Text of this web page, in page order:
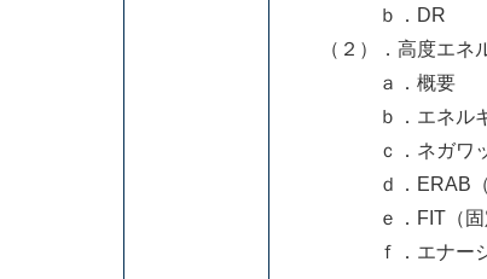
ｂ．DR
（２）．高度エネル
ａ．概要
ｂ．エネルギー
ｃ．ネガワット
ｄ．ERAB（エネ
ｅ．FIT（固定価
ｆ．エナージゲ